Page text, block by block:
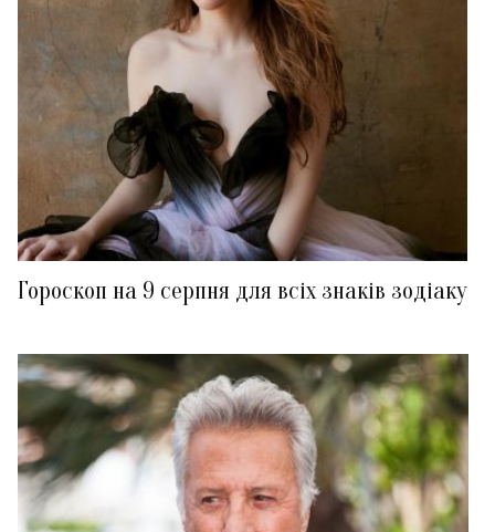
Гороскоп на 9 серпня для всіх знаків зодіаку